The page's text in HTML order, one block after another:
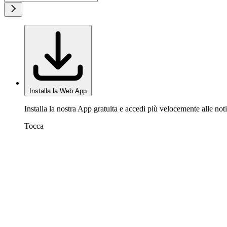
Installa la Web App
Installa la nostra App gratuita e accedi più velocemente alle
Tocca